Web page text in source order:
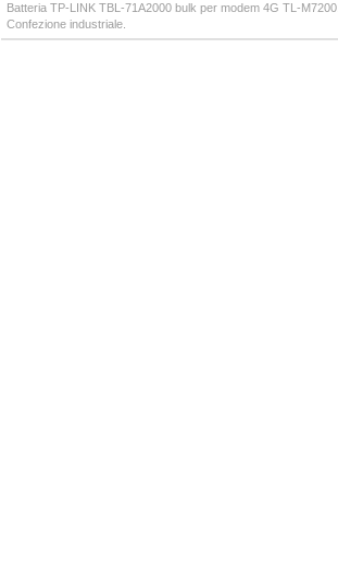
Batteria TP-LINK TBL-71A2000 bulk per modem 4G TL-M7200.
Confezione industriale.